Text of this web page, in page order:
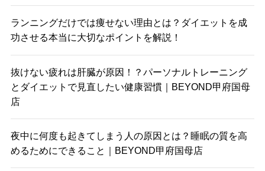
ランニングだけでは痩せない理由とは？ダイエットを成
功させる本当に大切なポイントを解説！
抜けない疲れは肝臓が原因！？パーソナルトレーニング
とダイエットで見直したい健康習慣｜BEYOND甲府国母
店
夜中に何度も起きてしまう人の原因とは？睡眠の質を高
めるためにできること｜BEYOND甲府国母店